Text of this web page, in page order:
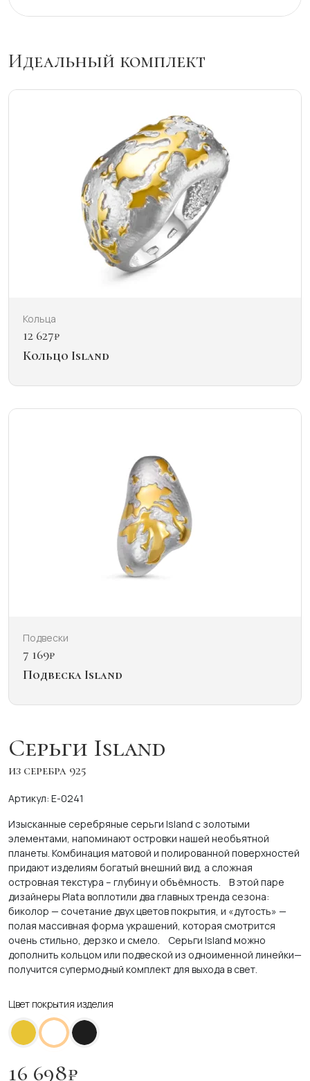
Идеальный комплект
Кольца
12 627₽
Кольцо Island
Подвески
7 169₽
Подвеска Island
Серьги Island
из серебра 925
Артикул: E-0241
Изысканные серебряные серьги Island с золотыми
элементами, напоминают островки нашей необъятной
планеты. Комбинация матовой и полированной поверхностей
придают изделиям богатый внешний вид, а сложная
островная текстура – глубину и объёмность.
В этой паре
дизайнеры Plata воплотили два главных тренда сезона:
биколор — сочетание двух цветов покрытия, и «дутость» —
полая массивная форма украшений, которая смотрится
очень стильно, дерзко и смело.
Серьги Island можно
дополнить кольцом или подвеской из одноименной линейки—
получится супермодный комплект для выхода в свет.
Цвет покрытия изделия
16 698₽